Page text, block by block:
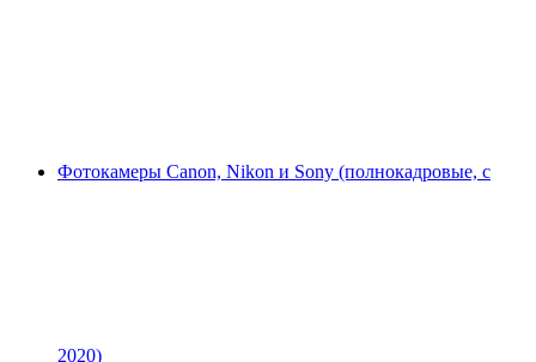
Фотокамеры Canon, Nikon и Sony (полнокадровые, с
2020)